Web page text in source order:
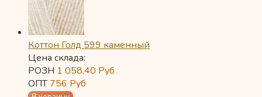
Коттон Голд 599 каменный
Цена склада:
РОЗН 1 058,40 Руб
ОПТ756 Руб